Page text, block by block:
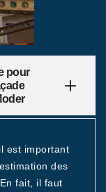
pour
est important
des
fait, il faut